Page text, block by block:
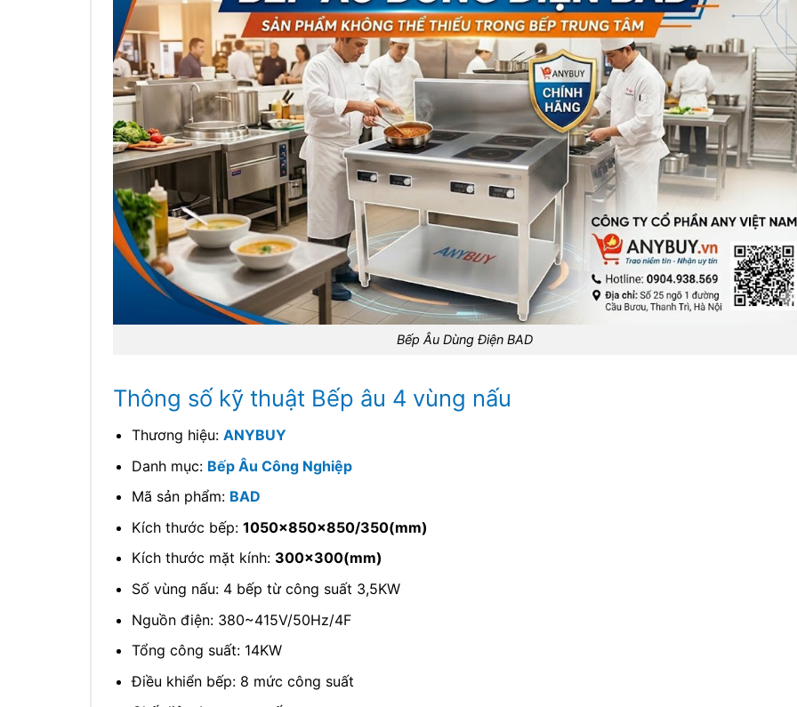
Bếp Âu Dùng Điện BAD
Thông số kỹ thuật Bếp âu 4 vùng nấu
Thương hiệu: ANYBUY
Danh mục: Bếp Âu Công Nghiệp
Mã sản phẩm: BAD
Kích thước bếp: 1050x850x850/350(mm)
Kích thước mặt kính: 300×300(mm)
Số vùng nấu: 4 bếp từ công suất 3,5KW
Nguồn điện: 380~415V/50Hz/4F
Tổng công suất: 14KW
Điều khiển bếp: 8 mức công suất